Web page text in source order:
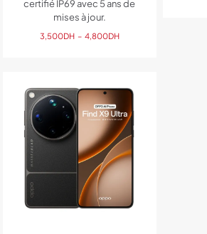
certifié IP69 avec 5 ans de
mises à jour.
3,500DH – 4,800DHPlage
à